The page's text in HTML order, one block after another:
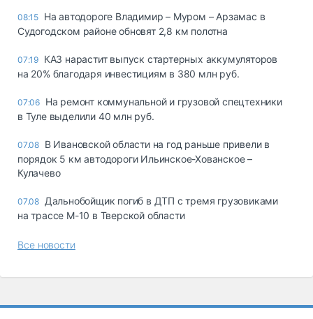
08:15 На автодороге Владимир – Муром – Арзамас в
Судогодском районе обновят 2,8 км полотна
07:19 КАЗ нарастит выпуск стартерных аккумуляторов
на 20% благодаря инвестициям в 380 млн руб.
07:06 На ремонт коммунальной и грузовой спецтехники
в Туле выделили 40 млн руб.
07.08 В Ивановской области на год раньше привели в
порядок 5 км автодороги Ильинское-Хованское –
Кулачево
07.08 Дальнобойщик погиб в ДТП с тремя грузовиками
на трассе М-10 в Тверской области
Все новости